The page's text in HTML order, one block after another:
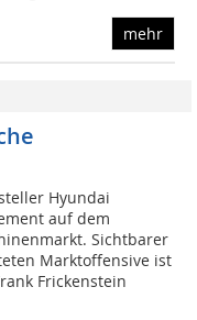
mehr
Hyundai
auf dem
Sichtbarer
Marktoffensive ist
Frickenstein